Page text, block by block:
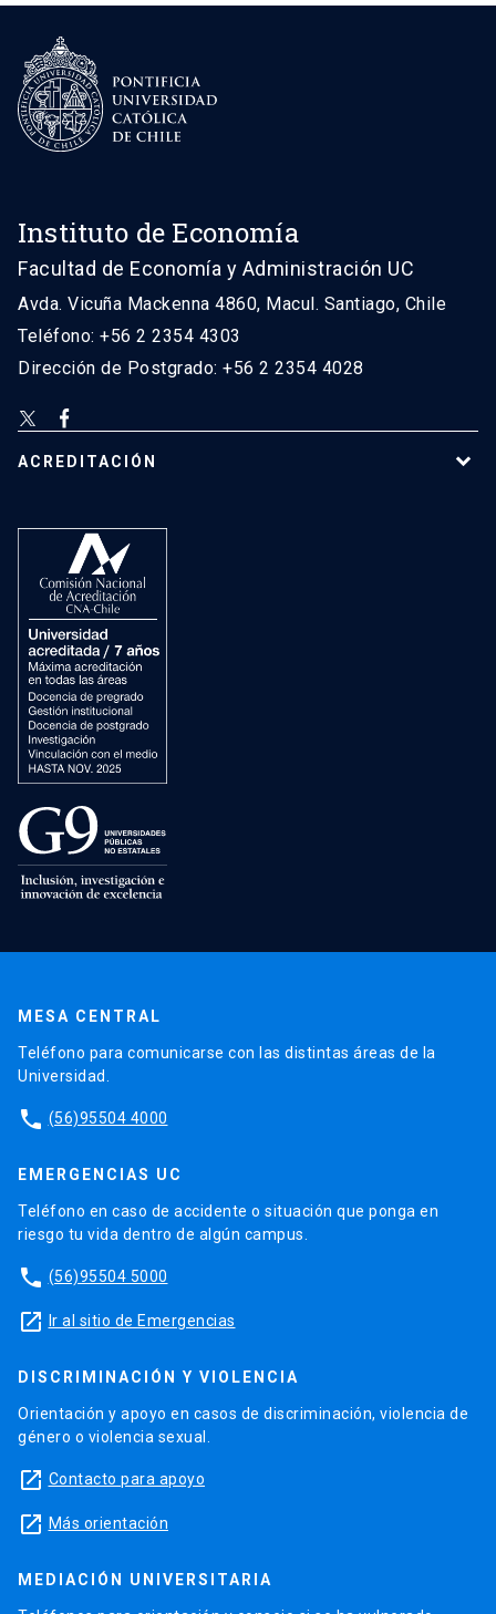
Instituto de Economía
Facultad de Economía y Administración UC
Avda. Vicuña Mackenna 4860, Macul. Santiago, Chile
Teléfono: +56 2 2354 4303
Dirección de Postgrado: +56 2 2354 4028
ACREDITACIÓN
MESA CENTRAL
Teléfono para comunicarse con las distintas áreas de la
Universidad.
phone (56)95504 4000
EMERGENCIAS UC
Teléfono en caso de accidente o situación que ponga en
riesgo tu vida dentro de algún campus.
phone (56)95504 5000
launch Ir al sitio de Emergencias
DISCRIMINACIÓN Y VIOLENCIA
Orientación y apoyo en casos de discriminación, violencia de
género o violencia sexual.
launch Contacto para apoyo
launch Más orientación
MEDIACIÓN UNIVERSITARIA